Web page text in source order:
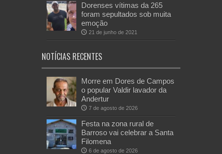
Dorenses vítimas da 265
foram sepultados sob muita
emoção
21 de junho de 2021
NOTÍCIAS RECENTES
Morre em Dores de Campos
o popular Valdir lavador da
Andertur
7 de agosto de 2026
Festa na zona rural de
Barroso vai celebrar a Santa
Filomena
6 de agosto de 2026